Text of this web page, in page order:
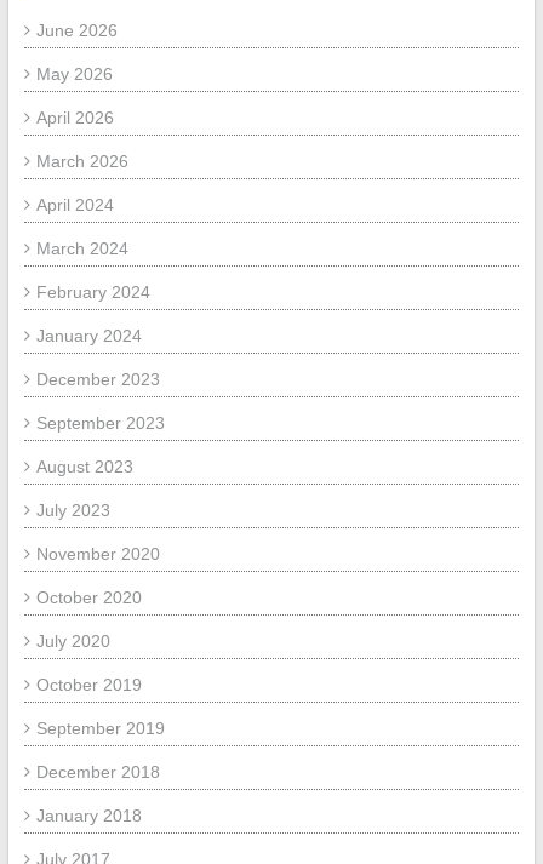
June 2026
May 2026
April 2026
March 2026
April 2024
March 2024
February 2024
January 2024
December 2023
September 2023
August 2023
July 2023
November 2020
October 2020
July 2020
October 2019
September 2019
December 2018
January 2018
July 2017